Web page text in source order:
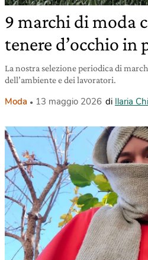
9 marchi di moda
tenere d’occhio in
La nostra selezione periodica di
dell’ambiente e dei lavoratori.
Moda 13 maggio 2026 di Ilaria